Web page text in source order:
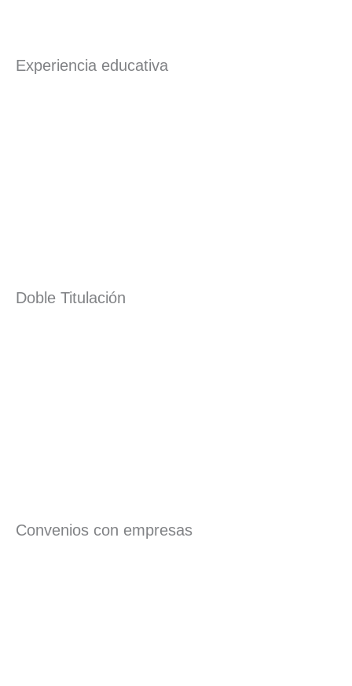
Experiencia educativa
Doble Titulación
Convenios con empresas